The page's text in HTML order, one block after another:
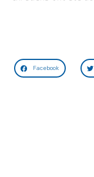
Facebook